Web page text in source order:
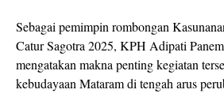
Sebagai pemimpin rombongan
Catur Sagotra 2025, KPH Adipati
mengatakan makna penting kegiatan
kebudayaan Mataram di tengah arus